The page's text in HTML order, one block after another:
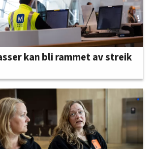
kan bli rammet av streik